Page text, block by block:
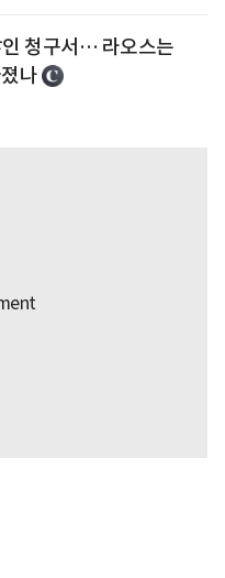
청구서… 라오스는
나